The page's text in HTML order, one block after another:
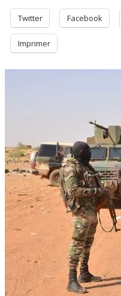
Twitter Facebook
Imprimer